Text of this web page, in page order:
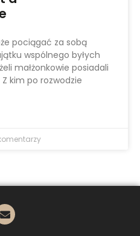
pociągać za sobą
wspólnego byłych
małżonkowie posiadali
kim po rozwodzie